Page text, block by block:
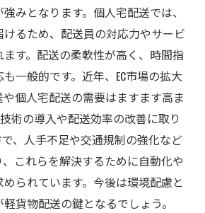
みとなります。個人宅配送では、
るため、配送員の対応力やサービ
す。配送の柔軟性が高く、時間指
一般的です。近年、EC市場の拡大
個人宅配送の需要はますます高ま
術の導入や配送効率の改善に取り
、人手不足や交通規制の強化など
これらを解決するために自動化や
られています。今後は環境配慮と
貨物配送の鍵となるでしょう。